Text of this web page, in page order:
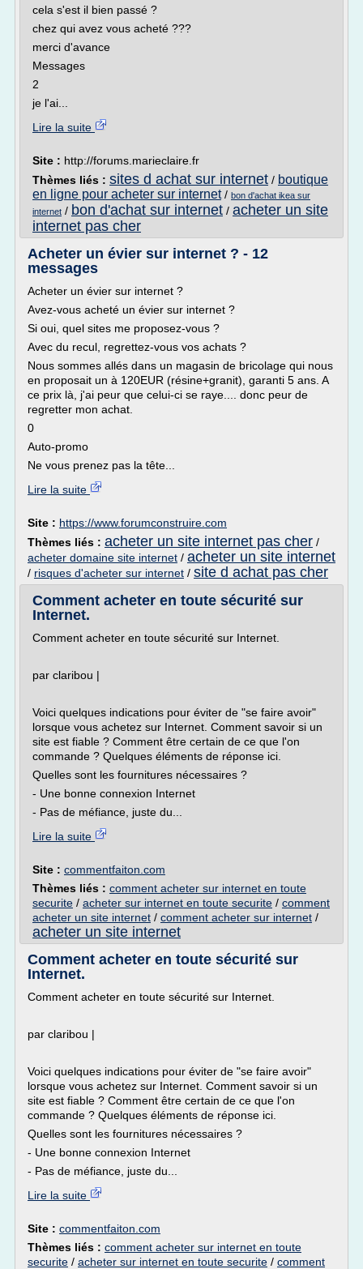
cela s'est il bien passé ?
chez qui avez vous acheté ???
merci d'avance
Messages
2
je l'ai...
Lire la suite
Site : http://forums.marieclaire.fr
Thèmes liés : sites d achat sur internet / boutique
en ligne pour acheter sur internet/ bon d'achat ikea sur
internet / bon d'achat sur internet / acheter un site
internet pas cher
Acheter un évier sur internet ? - 12
messages
Acheter un évier sur internet ?
Avez-vous acheté un évier sur internet ?
Si oui, quel sites me proposez-vous ?
Avec du recul, regrettez-vous vos achats ?
Nous sommes allés dans un magasin de bricolage qui nous
en proposait un à 120EUR (résine+granit), garanti 5 ans. A
ce prix là, j'ai peur que celui-ci se raye.... donc peur de
regretter mon achat.
0
Auto-promo
Ne vous prenez pas la tête...
Lire la suite
Site : https://www.forumconstruire.com
Thèmes liés : acheter un site internet pas cher /
acheter domaine site internet / acheter un site internet
/ risques d'acheter sur internet / site d achat pas cher
Comment acheter en toute sécurité sur
Internet.
Comment acheter en toute sécurité sur Internet.
par claribou |
Voici quelques indications pour éviter de "se faire avoir"
lorsque vous achetez sur Internet. Comment savoir si un
site est fiable ? Comment être certain de ce que l'on
commande ? Quelques éléments de réponse ici.
Quelles sont les fournitures nécessaires ?
- Une bonne connexion Internet
- Pas de méfiance, juste du...
Lire la suite
Site : commentfaiton.com
Thèmes liés : comment acheter sur internet en toute
securite / acheter sur internet en toute securite / comment
acheter un site internet / comment acheter sur internet /
acheter un site internet
Comment acheter en toute sécurité sur
Internet.
Comment acheter en toute sécurité sur Internet.
par claribou |
Voici quelques indications pour éviter de "se faire avoir"
lorsque vous achetez sur Internet. Comment savoir si un
site est fiable ? Comment être certain de ce que l'on
commande ? Quelques éléments de réponse ici.
Quelles sont les fournitures nécessaires ?
- Une bonne connexion Internet
- Pas de méfiance, juste du...
Lire la suite
Site : commentfaiton.com
Thèmes liés : comment acheter sur internet en toute
securite / acheter sur internet en toute securite / comment